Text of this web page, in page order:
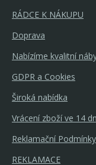
RÁDCE K NÁKUPU
Doprava
Nabízíme kvalitní
GDPR a Cookies
Široká nabídka
Vrácení zboží ve 14
Reklamační Podmínky
REKLAMACE